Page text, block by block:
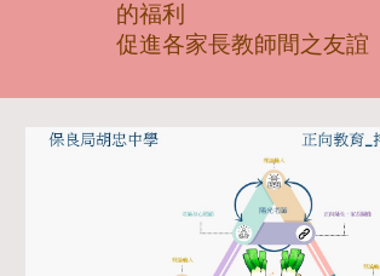
的福利
促進各家長教師間之友誼